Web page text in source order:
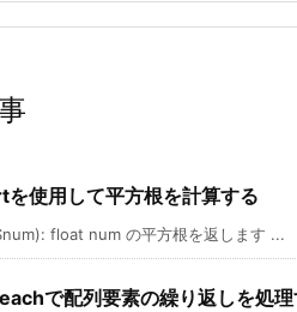
を使用して平方根を計算する
float num の平方根を返します ...
で配列要素の繰り返しを処